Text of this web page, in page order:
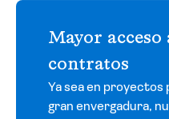
Mayor
contratos
Ya sea en proyectos
gran envergadura,